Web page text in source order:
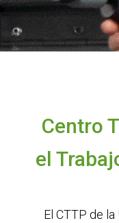
Centro
el
El CTTP de